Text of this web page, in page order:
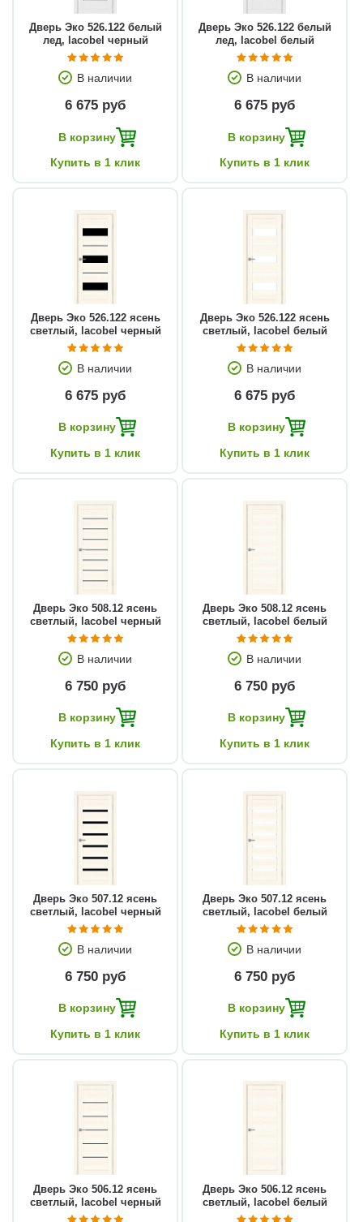
Дверь Эко 526.122 белый
лед, lacobel черный
В наличии
6 675 руб
В корзину
Купить в 1 клик
Дверь Эко 526.122 белый
лед, lacobel белый
В наличии
6 675 руб
В корзину
Купить в 1 клик
Дверь Эко 526.122 ясень
светлый, lacobel черный
В наличии
6 675 руб
В корзину
Купить в 1 клик
Дверь Эко 526.122 ясень
светлый, lacobel белый
В наличии
6 675 руб
В корзину
Купить в 1 клик
Дверь Эко 508.12 ясень
светлый, lacobel черный
В наличии
6 750 руб
В корзину
Купить в 1 клик
Дверь Эко 508.12 ясень
светлый, lacobel белый
В наличии
6 750 руб
В корзину
Купить в 1 клик
Дверь Эко 507.12 ясень
светлый, lacobel черный
В наличии
6 750 руб
В корзину
Купить в 1 клик
Дверь Эко 507.12 ясень
светлый, lacobel белый
В наличии
6 750 руб
В корзину
Купить в 1 клик
Дверь Эко 506.12 ясень
светлый, lacobel черный
Дверь Эко 506.12 ясень
светлый, lacobel белый